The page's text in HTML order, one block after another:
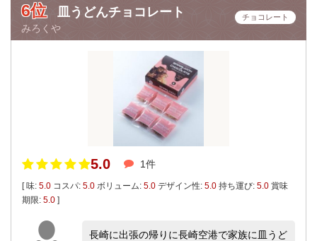
6位 皿うどんチョコレート
みろくや
チョコレート
5.0 1件
[ 味: 5.0 コスパ: 5.0 ボリューム: 5.0 デザイン性: 5.0 持ち運び: 5.0 賞味
期限: 5.0 ]
長崎に出張の帰りに長崎空港で家族に皿うど